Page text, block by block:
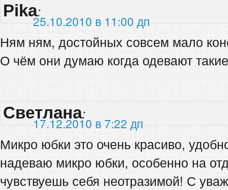
Pika:
25.10.2010 в 11:00 дп
Ням ням, достойных совсем мало
О чём они думаю когда одевают
Светлана:
17.12.2010 в 7:22 дп
Микро юбки это очень красиво,
надеваю микро юбки, особенно на
чувствуешь себя неотразимой! С